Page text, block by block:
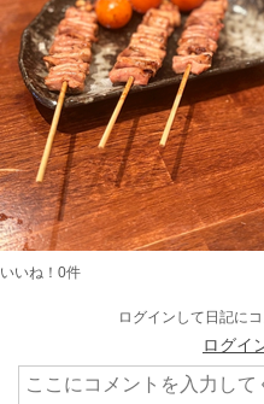
いいね！ 0件
ログインして日記に
ログイ